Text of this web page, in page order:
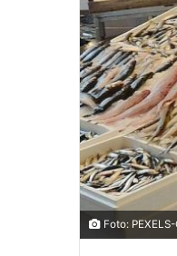
Foto: